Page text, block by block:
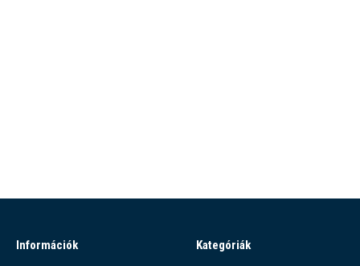
Információk
Kategóriák